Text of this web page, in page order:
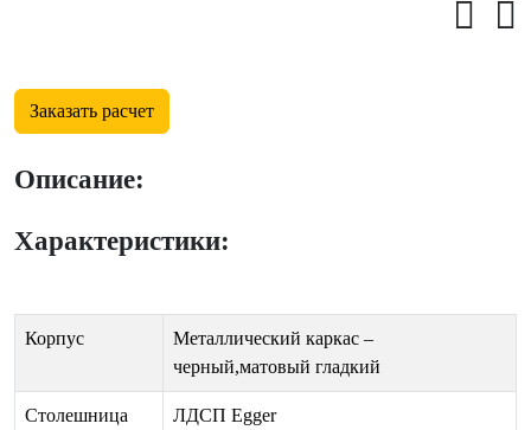
Заказать расчет
Описание:
Характеристики:
Корпус
Металлический каркас –
черный,матовый гладкий
Столешница ЛДСП Egger